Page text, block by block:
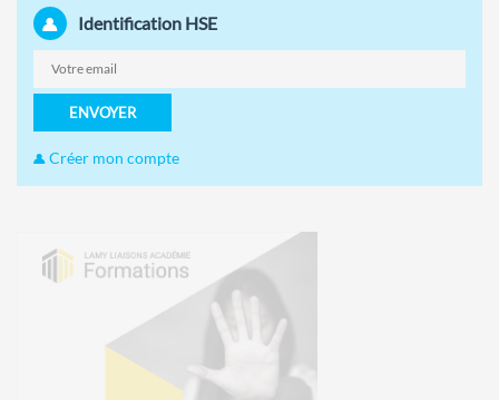
Identification HSE
ENVOYER
Créer mon compte